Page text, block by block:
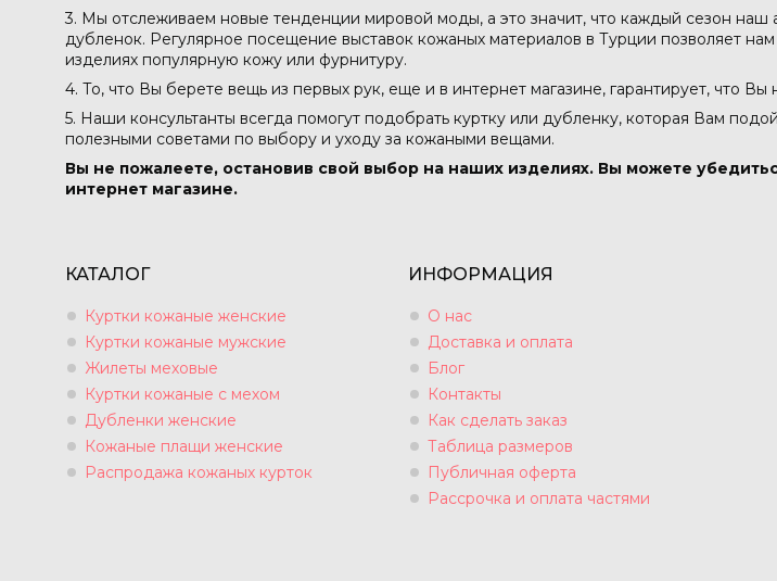
3. Мы отслеживаем новые тенденции мировой моды, а это значит, что каждый сезон
дубленок. Регулярное посещение выставок кожаных материалов в Турции позволяет
изделиях популярную кожу или фурнитуру.
4. То, что Вы берете вещь из первых рук, еще и в интернет магазине, гарантирует, что Вы
5. Наши консультанты всегда помогут подобрать куртку или дубленку, которая Вам
полезными советами по выбору и уходу за кожаными вещами.
Вы не пожалеете, остановив свой выбор на наших изделиях. Вы можете
интернет магазине.
КАТАЛОГ
Куртки кожаные женские
Куртки кожаные мужские
Жилеты меховые
Куртки кожаные с мехом
Дубленки женские
Кожаные плащи женские
Распродажа кожаных курток
ИНФОРМАЦИЯ
О нас
Доставка и оплата
Блог
Контакты
Как сделать заказ
Таблица размеров
Публичная оферта
Рассрочка и оплата частями